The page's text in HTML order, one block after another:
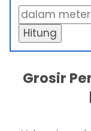
Hitung
Grosir